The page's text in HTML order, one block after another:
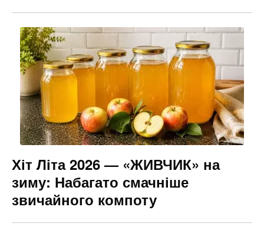
Хіт Літа 2026 — «ЖИВЧИК» на
зиму: Набагато смачніше
звичайного компоту